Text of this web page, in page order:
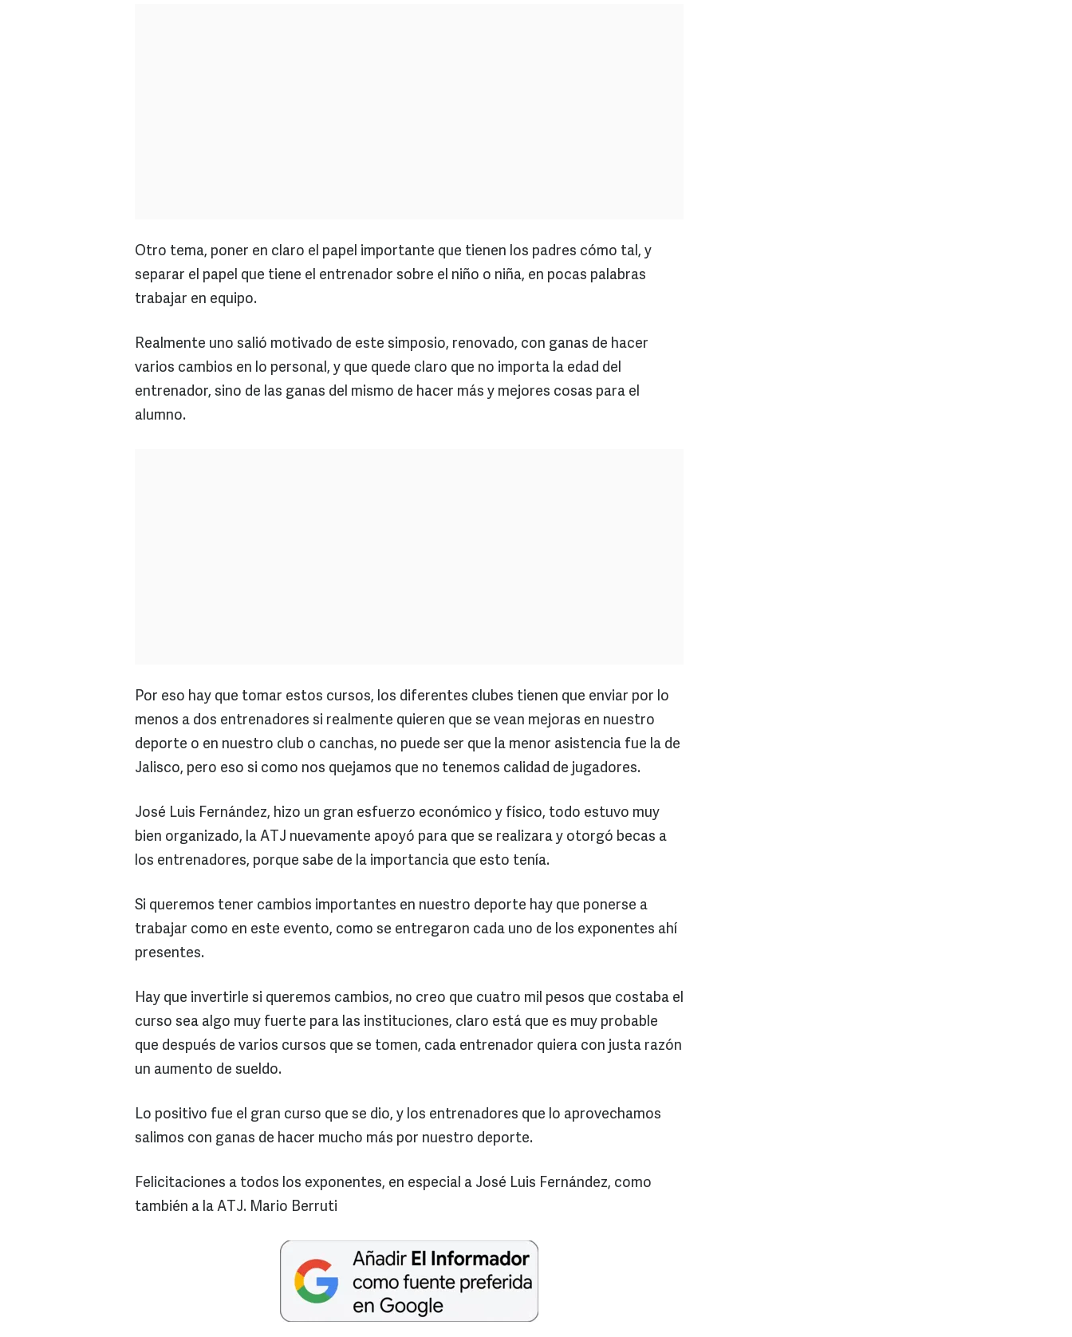
Otro tema, poner en claro el papel importante que tienen los padres cómo tal, y
separar el papel que tiene el entrenador sobre el niño o niña, en pocas palabras
trabajar en equipo.
Realmente uno salió motivado de este simposio, renovado, con ganas de hacer
varios cambios en lo personal, y que quede claro que no importa la edad del
entrenador, sino de las ganas del mismo de hacer más y mejores cosas para el
alumno.
Por eso hay que tomar estos cursos, los diferentes clubes tienen que enviar por lo
menos a dos entrenadores si realmente quieren que se vean mejoras en nuestro
deporte o en nuestro club o canchas, no puede ser que la menor asistencia fue la de
Jalisco, pero eso si como nos quejamos que no tenemos calidad de jugadores.
José Luis Fernández, hizo un gran esfuerzo económico y físico, todo estuvo muy
bien organizado, la ATJ nuevamente apoyó para que se realizara y otorgó becas a
los entrenadores, porque sabe de la importancia que esto tenía.
Si queremos tener cambios importantes en nuestro deporte hay que ponerse a
trabajar como en este evento, como se entregaron cada uno de los exponentes ahí
presentes.
Hay que invertirle si queremos cambios, no creo que cuatro mil pesos que costaba el
curso sea algo muy fuerte para las instituciones, claro está que es muy probable
que después de varios cursos que se tomen, cada entrenador quiera con justa razón
un aumento de sueldo.
Lo positivo fue el gran curso que se dio, y los entrenadores que lo aprovechamos
salimos con ganas de hacer mucho más por nuestro deporte.
Felicitaciones a todos los exponentes, en especial a José Luis Fernández, como
también a la ATJ. Mario Berruti